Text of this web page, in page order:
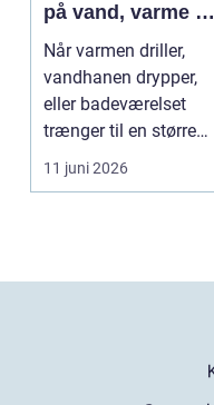
på vand, varme og
energi i din bolig
Når varmen driller,
vandhanen drypper,
eller badeværelset
trænger til en større
renovering, er en dy...
11 juni 2026